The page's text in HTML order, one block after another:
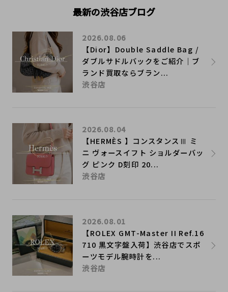
最新の渋谷店ブログ
【Dior】Double Saddle Bag /
ダブルサドルバックをご紹介｜ブ
ランド買取ならブラン...
2026.08.06
渋谷店
【HERMÈS 】コンスタンスⅢ ミ
ニ ヴォースイフト ショルダーバッ
グ ピンク D刻印 20...
2026.08.04
渋谷店
【ROLEX GMT-Master II Ref.16
710 黒文字盤入荷】渋谷店でスポ
ーツモデル腕時計を...
2026.08.01
渋谷店